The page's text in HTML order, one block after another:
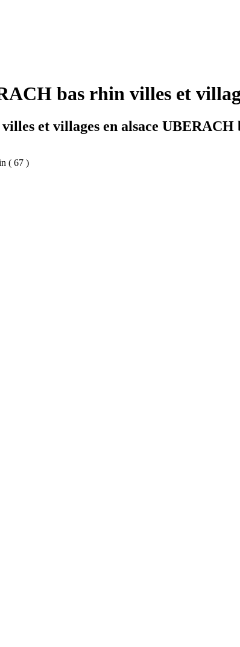
bas rhin villes et
villes et villages en alsace UBERACH
( 67 )